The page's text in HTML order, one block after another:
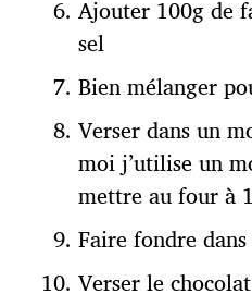
Ajouter 100g de
sel
Bien mélanger
Verser dans un
moi j’utilise un
mettre au four à
Faire fondre
Verser le